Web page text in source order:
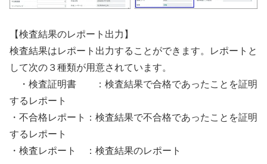
【検査結果のレポート出力】
検査結果はレポート出力することができます。レポートと
して次の３種類が用意されています。
・検査証明書 ：検査結果で合格であったことを証明
するレポート
・不合格レポート：検査結果で不合格であったことを証明
するレポート
・検査レポート ：検査結果のレポート